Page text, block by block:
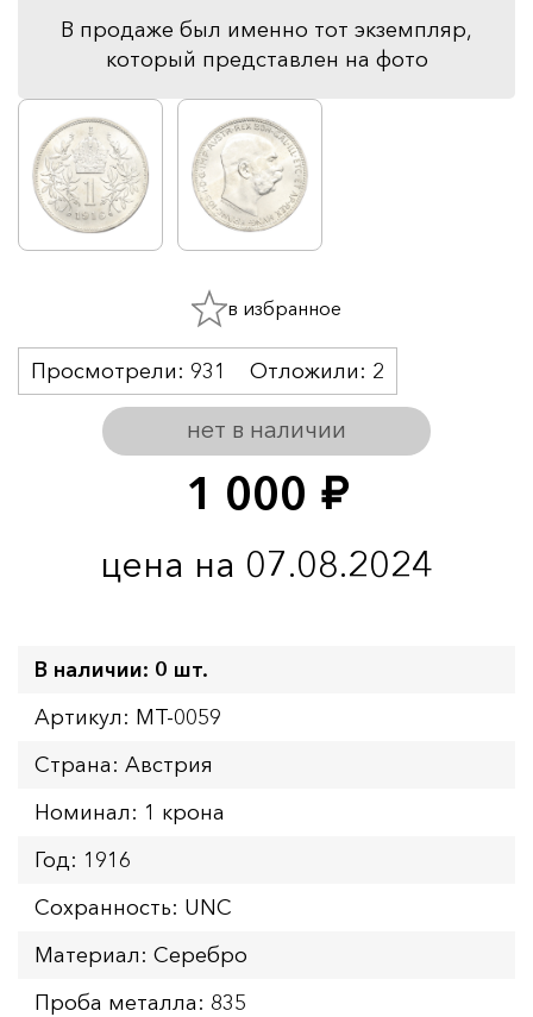
В продаже был именно тот экземпляр,
который представлен на фото
1 000 руб.
цена на 07.08.2024
нет в наличии
Просмотрели: 931 Отложили: 2
в избранное
В наличии: 0 шт.
Артикул: MT-0059
Страна: Австрия
Номинал: 1 крона
Год: 1916
Сохранность: UNC
Материал: Серебро
Проба металла: 835